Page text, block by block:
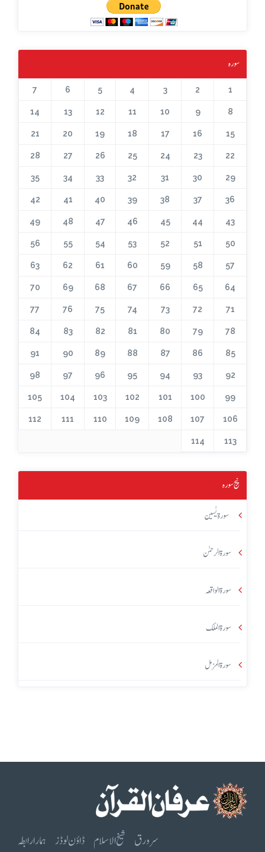
سورہ
1
2
3
4
5
6
7
8
9
10
11
12
13
14
15
16
17
18
19
20
21
22
23
24
25
26
27
28
29
30
31
32
33
34
35
36
37
38
39
40
41
42
43
44
45
46
47
48
49
50
51
52
53
54
55
56
57
58
59
60
61
62
63
64
65
66
67
68
69
70
71
72
73
74
75
76
77
78
79
80
81
82
83
84
85
86
87
88
89
90
91
92
93
94
95
96
97
98
99
100
101
102
103
104
105
106
107
108
109
110
111
112
113
114
پنج سورہ
سورۃ یٰسین
سورۃ الرحمٰن
سورۃ الواقعہ
سورۃ الملک
سورۃ المزمل
سرورق شیخ الاسلام ڈاؤن لوڈز ہمارا رابطہ